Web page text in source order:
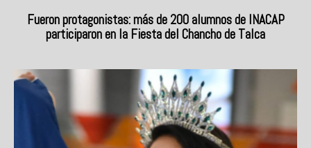
Fueron protagonistas: más de 200 alumnos de INACAP
participaron en la Fiesta del Chancho de Talca